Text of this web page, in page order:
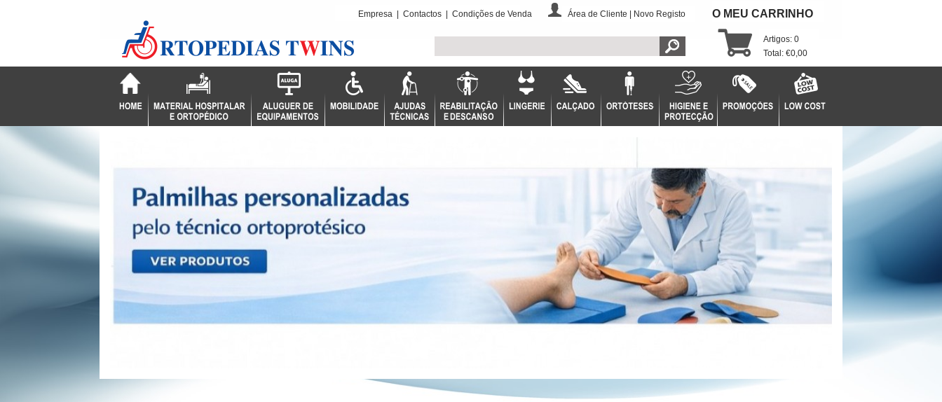
Empresa Contactos Condições de Venda Área de Cliente Novo Registo O MEU CARRINHO
Artigos: 0
Total: €0,00